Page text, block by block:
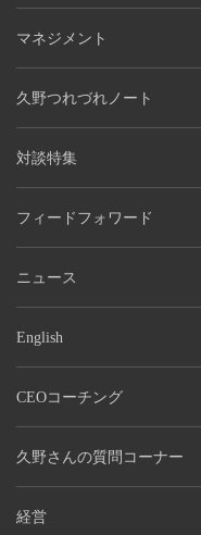
マネジメント
久野つれづれノート
対談特集
フィードフォワード
ニュース
English
CEOコーチング
久野さんの質問コーナー
経営